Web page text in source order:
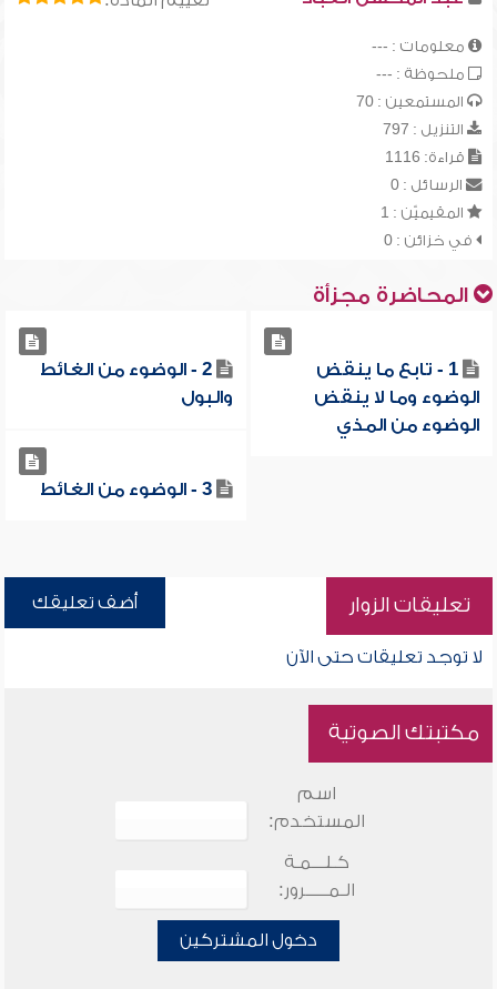
معلومات : ---
ملحوظة : ---
المستمعين : 70
التنزيل : 797
قراءة: 1116
الرسائل : 0
المقيميّن : 1
في خزائن : 0
المحاضرة مجزأة
1 - تابع ما ينقض
الوضوء وما لا ينقض
الوضوء من المذي
2 - الوضوء من الغائط
والبول
3 - الوضوء من الغائط
تعليقات الزوار أضف تعليقك
لا توجد تعليقات حتى الآن
مكتبتك الصوتية
اسم
المستخدم:
كـلـــمـة
الـمـــــرور:
دخول المشتركين